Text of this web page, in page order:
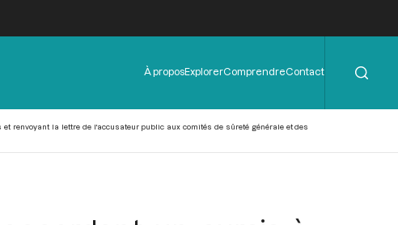
Menu
de
À proposExplorerComprendreContact
renvoyant la lettre de l'accusateur public aux comités de sûreté générale et des